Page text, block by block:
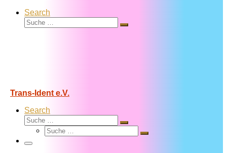
Search
Suche
Suche
Trans-Ident e.V.
Search
Suche
Suche
Suche
Suche
Menü